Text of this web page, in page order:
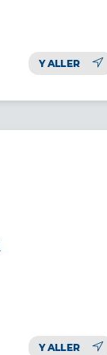
Y ALLER
Y ALLER